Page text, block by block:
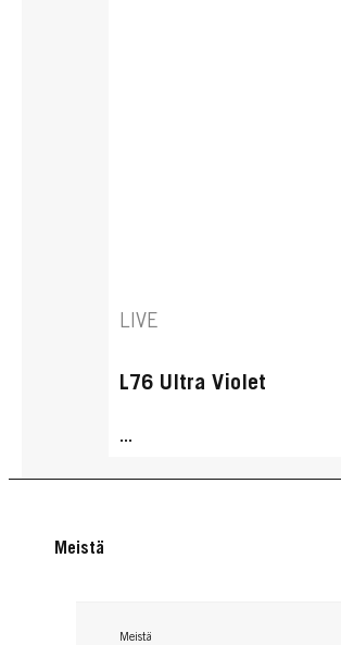
LIVE
L76 Ultra Violet
...
Meistä
Meistä